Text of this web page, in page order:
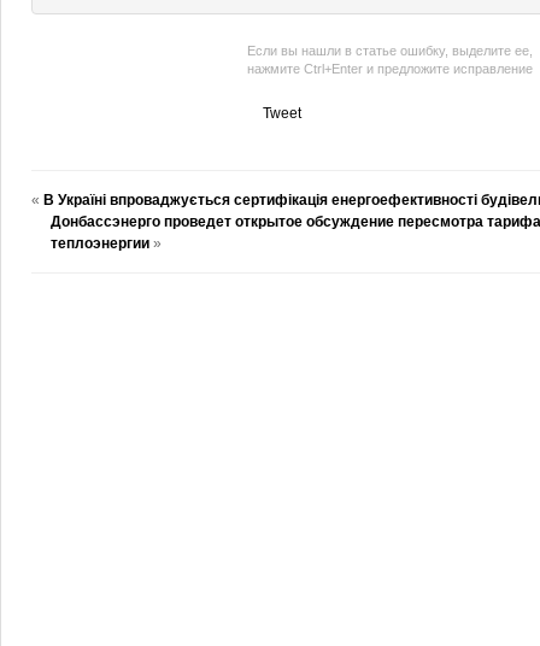
Если вы нашли в статье ошибку, выделите ее,
нажмите Ctrl+Enter и предложите исправление
Tweet
« В Україні впроваджується сертифікація енергоефективності
Донбассэнерго проведет открытое обсуждение пересмотра
теплоэнергии »